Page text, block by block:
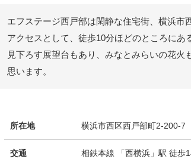
エフステージ西戸部は閑静な住宅街、横浜市
アクセスとして、徒歩10分ほどのところに
見下ろす展望台もあり、みなとみらいの花
思います。
所在地 横浜市西区西戸部町2-200-7
交通 相鉄本線 「西横浜」駅 徒歩